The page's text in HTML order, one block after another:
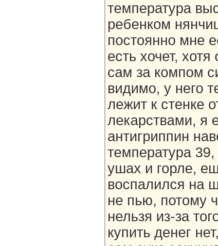
температура
ребенком
постоянно мне
есть хочет,
сам за компом
видимо, у него
лежит к стенке
лекарствами, я
антигриппин
температура
ушах и горле,
воспалился на
не пью, потому
нельзя из-за
купить денег